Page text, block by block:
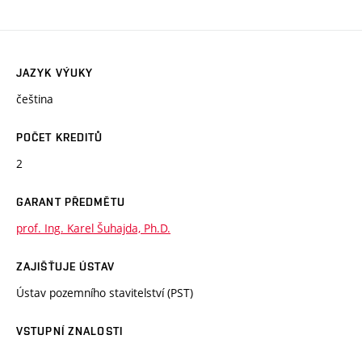
JAZYK VÝUKY
čeština
POČET KREDITŮ
2
GARANT PŘEDMĚTU
prof. Ing. Karel Šuhajda, Ph.D.
ZAJIŠŤUJE ÚSTAV
Ústav pozemního stavitelství (PST)
VSTUPNÍ ZNALOSTI